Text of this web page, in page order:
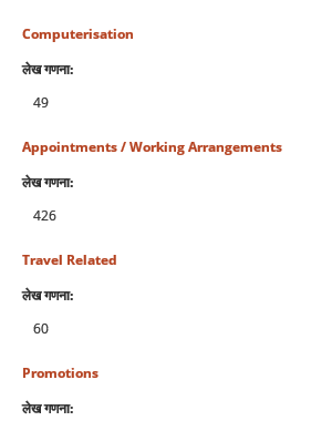
Computerisation
लेख गणना:
49
Appointments / Working Arrangements
लेख गणना:
426
Travel Related
लेख गणना:
60
Promotions
लेख गणना: